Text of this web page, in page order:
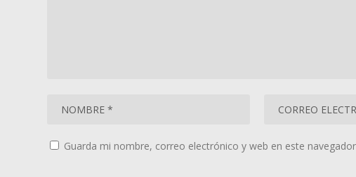
Guarda mi nombre, correo electrónico y web en este